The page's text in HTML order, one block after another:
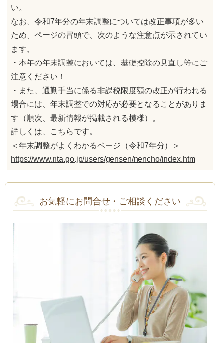
い。
なお、令和7年分の年末調整については改正事項が多い
ため、ページの冒頭で、次のような注意点が示されてい
ます。
・本年の年末調整においては、基礎控除の見直し等にご
注意ください！
・また、通勤手当に係る非課税限度額の改正が行われる
場合には、年末調整での対応が必要となることがありま
す（順次、最新情報が掲載される模様）。
詳しくは、こちらです。
＜年末調整がよくわかるページ（令和7年分）＞
https://www.nta.go.jp/users/gensen/nencho/index.htm
お気軽にお問合せ・ご相談ください